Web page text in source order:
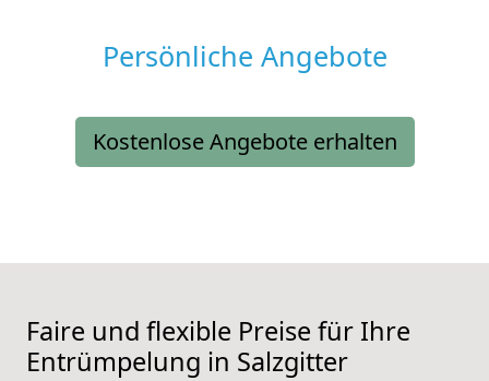
Persönliche Angebote
Kostenlose Angebote erhalten
Faire und flexible Preise für Ihre
Entrümpelung in Salzgitter